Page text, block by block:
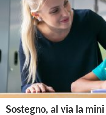
Sostegno, al via la